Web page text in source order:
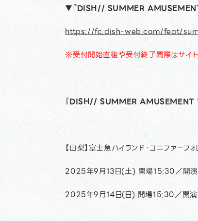
▼『DISH// SUMMER
https://fc.dish-web.com/feat/
※受付開始直後や受付終了間際はサイト
『DISH// SUMMER AMUSEMENT
【山梨】富士急ハイランド・コニファーフォ
2025年9月13日(土) 開場15:30／開
2025年9月14日(日) 開場15:30／開